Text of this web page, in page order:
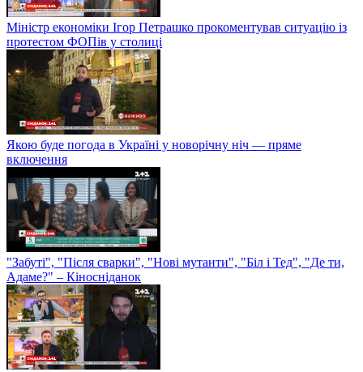
Міністр економіки Ігор Петрашко прокоментував ситуацію із
протестом ФОПів у столиці
Якою буде погода в Україні у новорічну ніч — пряме
включення
"Забуті", "Після сварки", "Нові мутанти", "Біл і Тед", "Де ти,
Адаме?" – Кіносніданок